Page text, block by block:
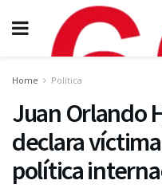
Home Política
Juan Orlando
declara
política